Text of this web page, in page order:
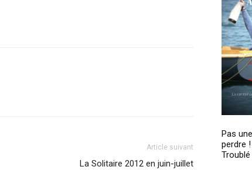
Article suivant
La Solitaire 2012 en juin-juillet
Pas
perdre
Troublé